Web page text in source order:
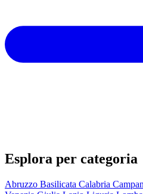
Esplora per categoria
Abruzzo Basilicata Calabria